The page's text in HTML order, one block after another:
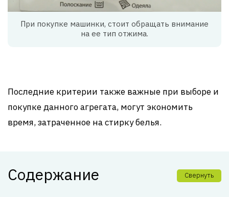
При покупке машинки, стоит обращать внимание
на ее тип отжима.
Последние критерии также важные при выборе и
покупке данного агрегата, могут экономить
время, затраченное на стирку белья.
Содержание Свернуть